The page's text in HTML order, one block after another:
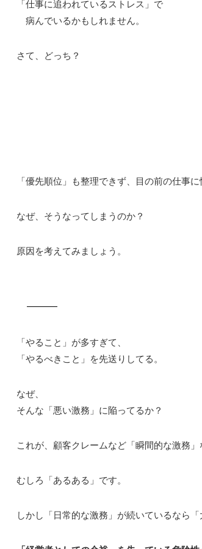
「仕事に追われているストレス」で
病んでいるかもしれません。
さて、どっち？
「優先順位」も整理できず、目の前の仕事
なぜ、そうなってしまうのか？
原因を考えてみましょう。
「やること」が多すぎて、
「やるべきこと」を先送りしてる。
なぜ、
そんな「悪い激務」に陥ってるか？
これが、顧客クレームなど「瞬間的な激務」
むしろ「あるある」です。
しかし「日常的な激務」が続いているなら「